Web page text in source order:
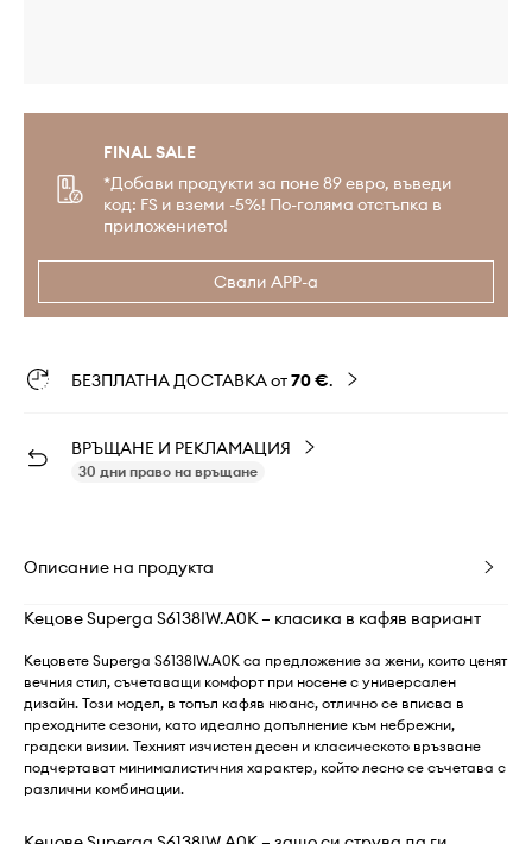
FINAL SALE
*Добави продукти за поне 89 евро, въведи
код: FS и вземи -5%! По-голяма отстъпка в
приложението!
Свали APP-а
БЕЗПЛАТНА ДОСТАВКА от70 €.
ВРЪЩАНЕ И РЕКЛАМАЦИЯ
30 дни право на връщане
Описание на продукта
Кецове Superga S6138IW.A0K – класика в кафяв вариант
Кецовете Superga S6138IW.A0K са предложение за жени, които ценят
вечния стил, съчетаващи комфорт при носене с универсален
дизайн. Този модел, в топъл кафяв нюанс, отлично се вписва в
преходните сезони, като идеално допълнение към небрежни,
градски визии. Техният изчистен десен и класическото връзване
подчертават минималистичния характер, който лесно се съчетава с
различни комбинации.